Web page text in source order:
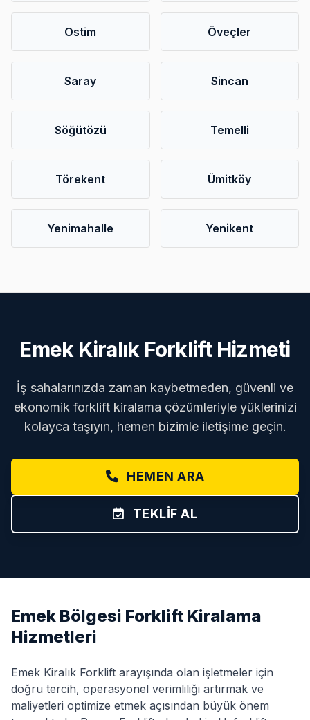
Ostim Öveçler
Saray Sincan
Söğütözü Temelli
Törekent Ümitköy
Yenimahalle Yenikent
Emek Kiralık Forklift Hizmeti
İş sahalarınızda zaman kaybetmeden, güvenli ve
ekonomik forklift kiralama çözümleriyle yüklerinizi
kolayca taşıyın, hemen bizimle iletişime geçin.
HEMEN ARA
TEKLIF AL
Emek Bölgesi Forklift Kiralama
Hizmetleri
Emek Kiralık Forklift arayışında olan işletmeler için
doğru tercih, operasyonel verimliliği artırmak ve
maliyetleri optimize etmek açısından büyük önem